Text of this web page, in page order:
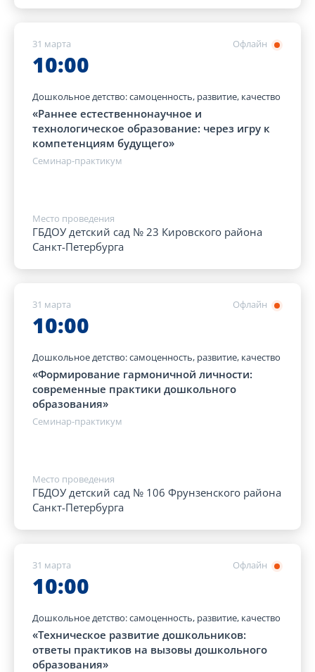
Офлайн
31 марта
10:00
Дошкольное детство: самоценность, развитие, качество
«Раннее естественнонаучное и
технологическое образование: через игру к
компетенциям будущего»
Семинар-практикум
Место проведения
ГБДОУ детский сад № 23 Кировского района
Санкт-Петербурга
Офлайн
31 марта
10:00
Дошкольное детство: самоценность, развитие, качество
«Формирование гармоничной личности:
современные практики дошкольного
образования»
Семинар-практикум
Место проведения
ГБДОУ детский сад № 106 Фрунзенского района
Санкт-Петербурга
Офлайн
31 марта
10:00
Дошкольное детство: самоценность, развитие, качество
«Техническое развитие дошкольников:
ответы практиков на вызовы дошкольного
образования»